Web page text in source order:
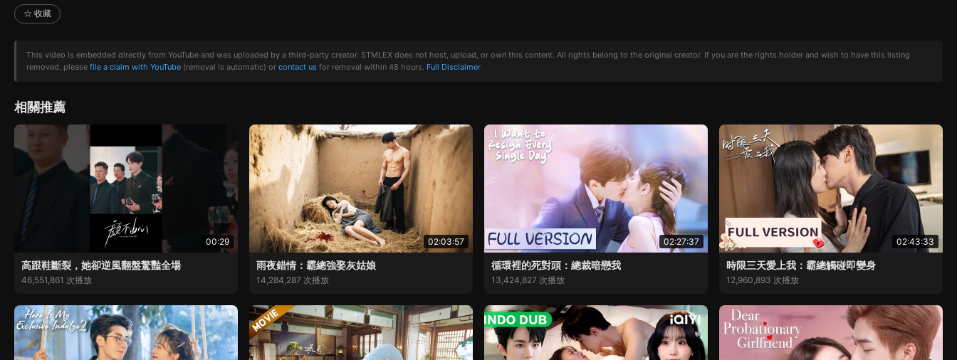
☆ 收藏
This video is embedded directly from YouTube and was uploaded by a third-party creator. STMLEX does not host, upload, or own this content. All rights belong to the original creator. If you are the rights holder and wish to have this listing
removed, please file a claim with YouTube (removal is automatic) or contact us for removal within 48 hours. Full Disclaimer
相關推薦
00:29
高跟鞋斷裂，她卻逆風翻盤驚豔全場
46,551,861 次播放
02:03:57
雨夜錯情：霸總強娶灰姑娘
14,284,287 次播放
02:27:37
循環裡的死對頭：總裁暗戀我
13,424,827 次播放
02:43:33
時限三天愛上我：霸總觸碰即變身
12,960,893 次播放